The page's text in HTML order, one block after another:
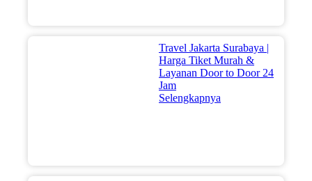
Travel Jakarta Surabaya |
Harga Tiket Murah &
Layanan Door to Door 24
Jam
Selengkapnya